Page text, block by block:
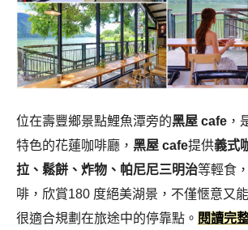
位在壽豐鄉景點鯉魚潭旁的黑屋 cafe ，
特色的花蓮咖啡廳， 黑屋 cafe提供義式
拉、鬆餅、炸物、帕尼尼三明治等輕食
啡，欣賞180 度絕美湖景，不僅愜意又
很適合規劃在旅途中的停靠點。 閱讀完